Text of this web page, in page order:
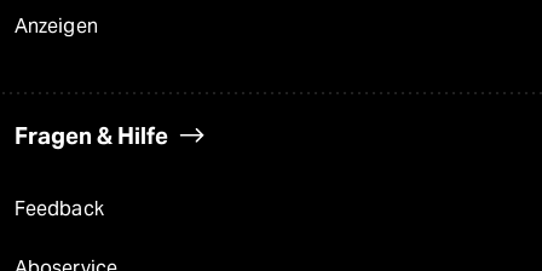
Anzeigen
Fragen & Hilfe
Feedback